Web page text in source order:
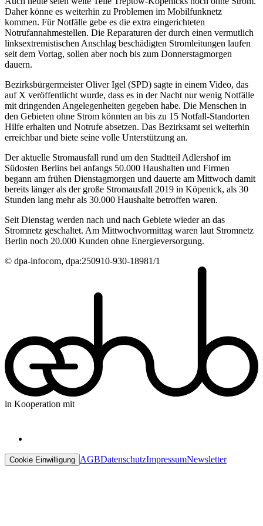
Daher könne es weiterhin zu Problemen im Mobilfunknetz
kommen. Für Notfälle gebe es die extra eingerichteten
Notrufannahmestellen. Die Reparaturen der durch einen vermutlich
linksextremistischen Anschlag beschädigten Stromleitungen laufen
seit dem Vortag, sollen aber noch bis zum Donnerstagmorgen
dauern.
Bezirksbürgermeister Oliver Igel (SPD) sagte in einem Video, das
auf X veröffentlicht wurde, dass es in der Nacht nur wenig Notfälle
mit dringenden Angelegenheiten gegeben habe. Die Menschen in
den Gebieten ohne Strom könnten an bis zu 15 Notfall-Standorten
Hilfe erhalten und Notrufe absetzen. Das Bezirksamt sei weiterhin
erreichbar und biete seine volle Unterstützung an.
Der aktuelle Stromausfall rund um den Stadtteil Adlershof im
Südosten Berlins bei anfangs 50.000 Haushalten und Firmen
begann am frühen Dienstagmorgen und dauerte am Mittwoch damit
bereits länger als der große Stromausfall 2019 in Köpenick, als 30
Stunden lang mehr als 30.000 Haushalte betroffen waren.
Seit Dienstag werden nach und nach Gebiete wieder an das
Stromnetz geschaltet. Am Mittwochvormittag waren laut Stromnetz
Berlin noch 20.000 Kunden ohne Energieversorgung.
© dpa-infocom, dpa:250910-930-18981/1
in Kooperation mit
Cookie Einwilligung AGBDatenschutzImpressumNewsletter